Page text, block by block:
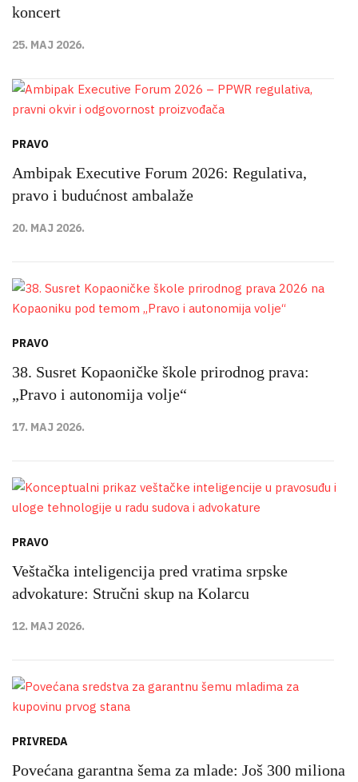
koncert
25. MAJ 2026.
PRAVO
Ambipak Executive Forum 2026: Regulativa,
pravo i budućnost ambalaže
20. MAJ 2026.
PRAVO
38. Susret Kopaoničke škole prirodnog prava:
„Pravo i autonomija volje“
17. MAJ 2026.
PRAVO
Veštačka inteligencija pred vratima srpske
advokature: Stručni skup na Kolarcu
12. MAJ 2026.
PRIVREDA
Povećana garantna šema za mlade: Još 300 miliona